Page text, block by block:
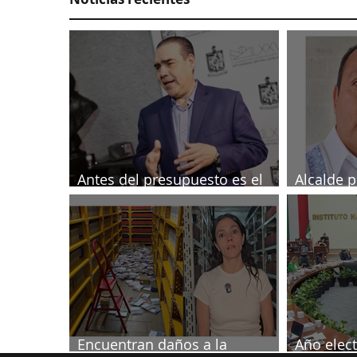
Antes del presupuesto es el
Tesorero: Heriberto
Alcalde
Encuentran daños a la
Año